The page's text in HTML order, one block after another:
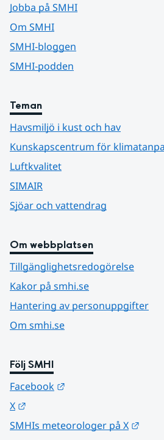
Jobba på SMHI
Om SMHI
SMHI-bloggen
SMHI-podden
Teman
Havsmiljö i kust och hav
Kunskapscentrum för
Luftkvalitet
SIMAIR
Sjöar och vattendrag
Om webbplatsen
Tillgänglighetsredogörelse
Kakor på smhi.se
Hantering av personuppgifter
Om smhi.se
Följ SMHI
Facebook
X
SMHIs meteorologer på X